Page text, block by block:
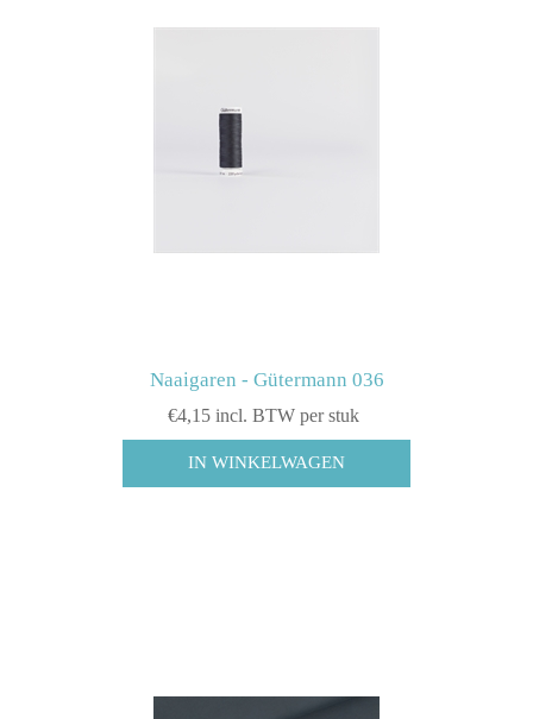
Naaigaren - Gütermann 036
€4,15 incl. BTW per stuk